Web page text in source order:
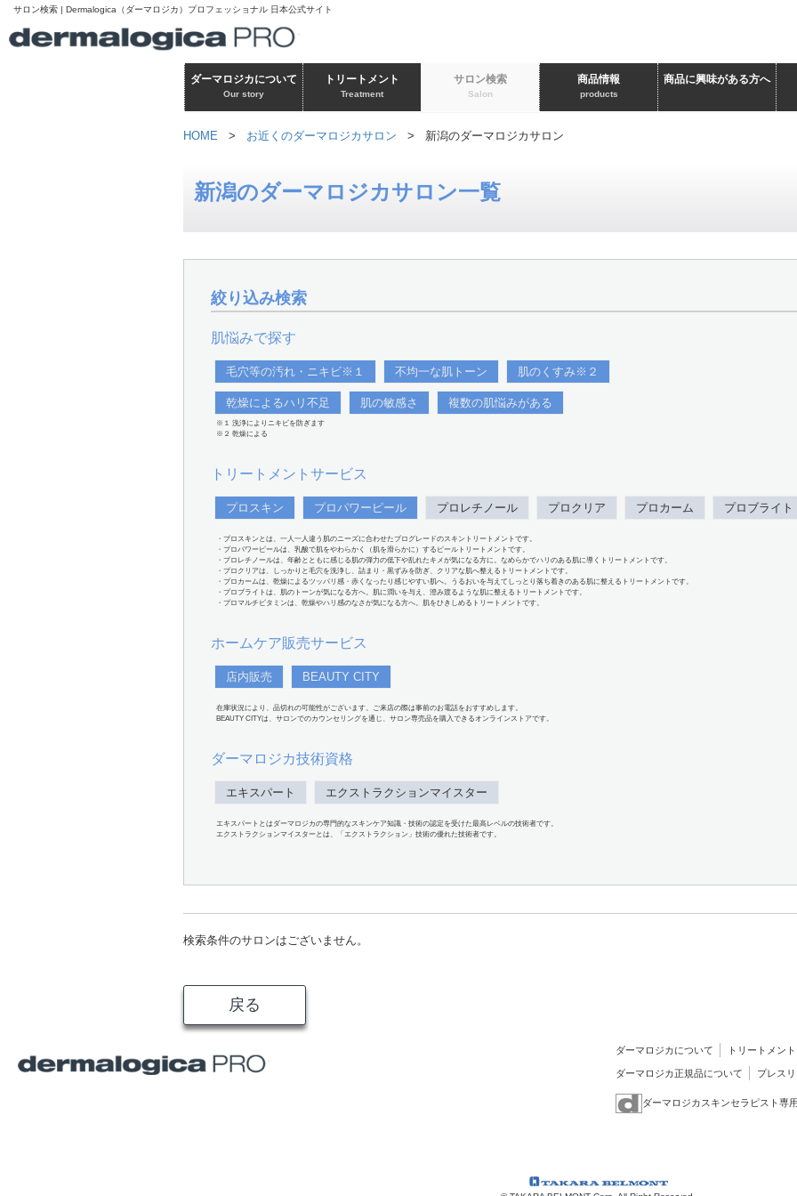
サロン検索 | Dermalogica（ダーマロジカ）プロフェッショナル 日本公式サイト
ダーマロジカについて
Our story
トリートメント
Treatment
サロン検索
Salon
商品情報
products
商品に興味がある方へ
HOME > お近くのダーマロジカサロン > 新潟のダーマロジカサロン
新潟のダーマロジカサロン一覧
絞り込み検索
肌悩みで探す
毛穴等の汚れ・ニキビ※１ 不均一な肌トーン 肌のくすみ※２
乾燥によるハリ不足 肌の敏感さ 複数の肌悩みがある
※１ 洗浄によりニキビを防ぎます
※２ 乾燥による
トリートメントサービス
プロスキン プロパワーピール プロレチノール プロクリア プロカーム プロブライト
・プロスキンとは、一人一人違う肌のニーズに合わせたプログレードのスキントリートメントです。
・プロパワーピールは、乳酸で肌をやわらかく（肌を滑らかに）するピールトリートメントです。
・プロレチノールは、年齢とともに感じる肌の弾力の低下や乱れたキメが気になる方に。なめらかでハリのある肌に導くトリートメントです。
・プロクリアは、しっかりと毛穴を洗浄し、詰まり・黒ずみを防ぎ、クリアな肌へ整えるトリートメントです。
・プロカームは、乾燥によるツッパリ感・赤くなったり感じやすい肌へ。うるおいを与えてしっとり落ち着きのある肌に整えるトリートメントです。
・プロブライトは、肌のトーンが気になる方へ。肌に潤いを与え、澄み渡るような肌に整えるトリートメントです。
・プロマルチビタミンは、乾燥やハリ感のなさが気になる方へ。肌をひきしめるトリートメントです。
ホームケア販売サービス
店内販売 BEAUTY CITY
在庫状況により、品切れの可能性がございます。ご来店の際は事前のお電話をおすすめします。
BEAUTY CITYは、サロンでのカウンセリングを通じ、サロン専売品を購入できるオンラインストアです。
ダーマロジカ技術資格
エキスパート エクストラクションマイスター
エキスパートとはダーマロジカの専門的なスキンケア知識・技術の認定を受けた最高レベルの技術者です。
エクストラクションマイスターとは、「エクストラクション」技術の優れた技術者です。
検索条件のサロンはございません。
戻る
ダーマロジカについて トリートメント
ダーマロジカ正規品について プレス
ダーマロジカスキンセラピスト専